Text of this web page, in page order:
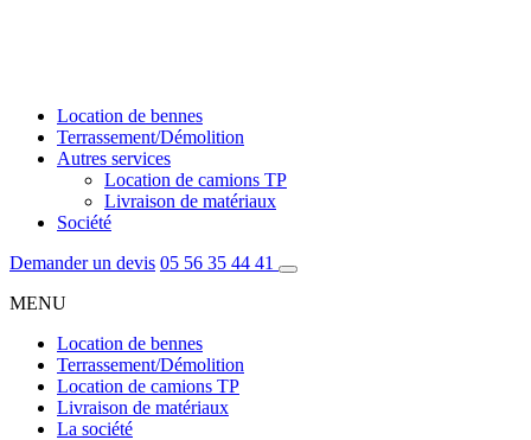
Location de bennes
Terrassement/Démolition
Autres services
Location de camions TP
Livraison de matériaux
Société
Demander un devis 05 56 35 44 41
MENU
Location de bennes
Terrassement/Démolition
Location de camions TP
Livraison de matériaux
La société